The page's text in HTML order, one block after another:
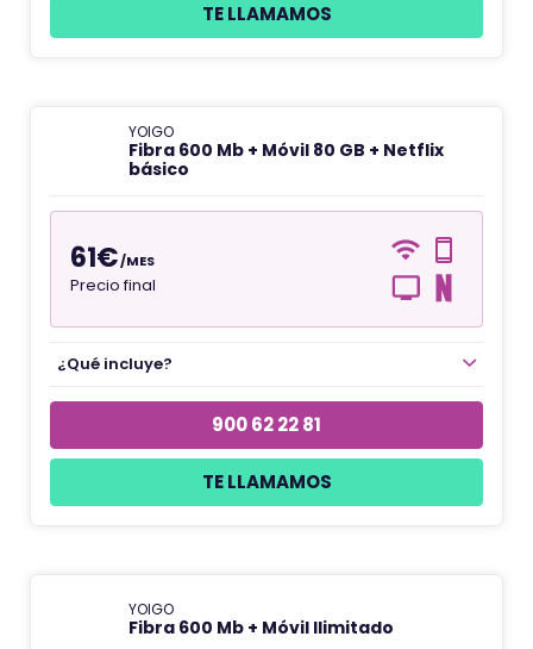
TE LLAMAMOS
YOIGO
Fibra 600 Mb + Móvil 80 GB + Netflix
básico
61€/MES
Precio final
¿Qué incluye?
900 62 22 81
TE LLAMAMOS
YOIGO
Fibra 600 Mb + Móvil Ilimitado